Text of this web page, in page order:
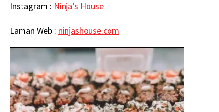
Instagram : Ninja’s House
Laman Web : ninjashouse.com